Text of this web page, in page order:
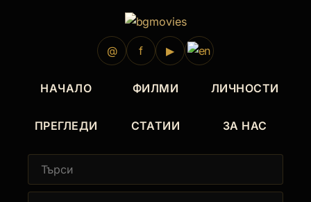
@ f ▶
НАЧАЛО ФИЛМИ ЛИЧНОСТИ
ПРЕГЛЕДИ СТАТИИ ЗА НАС